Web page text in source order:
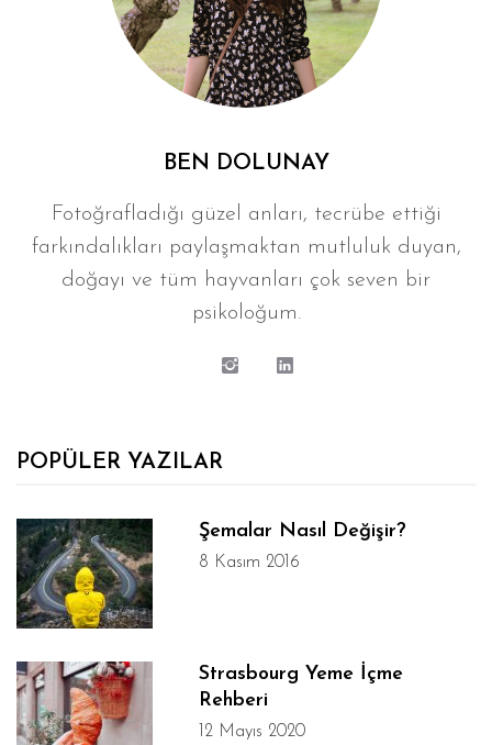
BEN DOLUNAY
Fotoğrafladığı güzel anları, tecrübe ettiği
farkındalıkları paylaşmaktan mutluluk duyan,
doğayı ve tüm hayvanları çok seven bir
psikoloğum.
POPÜLER YAZILAR
Şemalar Nasıl Değişir?
8 Kasım 2016
Strasbourg Yeme İçme
Rehberi
12 Mayıs 2020